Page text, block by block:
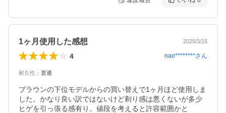
1ヶ月使用した感想 2025/3/15
4 nao********さん
耐久性 ： 普通
ブラウンの下位モデルからの買い替えで1ヶ月ほど使用しま
した。かなり良い訳ではないけど剃り感は悪くないが多少
ヒゲを引っ張る感有り。値段を考えると許容範囲かと